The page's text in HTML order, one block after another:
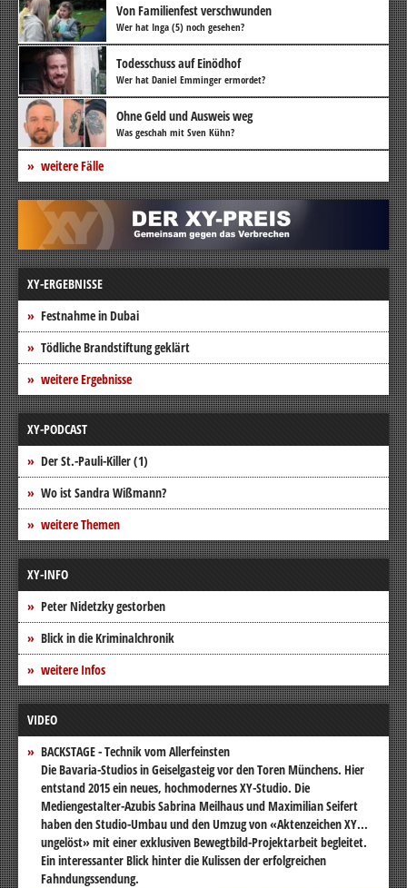
Von Familienfest verschwunden
Wer hat Inga (5) noch gesehen?
Todesschuss auf Einödhof
Wer hat Daniel Emminger ermordet?
Ohne Geld und Ausweis weg
Was geschah mit Sven Kühn?
weitere Fälle
XY-ERGEBNISSE
Festnahme in Dubai
Tödliche Brandstiftung geklärt
weitere Ergebnisse
XY-PODCAST
Der St.-Pauli-Killer (1)
Wo ist Sandra Wißmann?
weitere Themen
XY-INFO
Peter Nidetzky gestorben
Blick in die Kriminalchronik
weitere Infos
VIDEO
BACKSTAGE - Technik vom Allerfeinsten
Die Bavaria-Studios in Geiselgasteig vor den Toren Münchens. Hier
entstand 2015 ein neues, hochmodernes XY-Studio. Die
Mediengestalter-Azubis Sabrina Meilhaus und Maximilian Seifert
haben den Studio-Umbau und den Umzug von «Aktenzeichen XY...
ungelöst» mit einer exklusiven Bewegtbild-Projektarbeit begleitet.
Ein interessanter Blick hinter die Kulissen der erfolgreichen
Fahndungssendung.